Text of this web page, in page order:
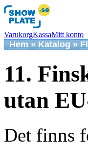
VarukorgKassaMitt konto
Hem » Katalog »
11.
utan
Det finns